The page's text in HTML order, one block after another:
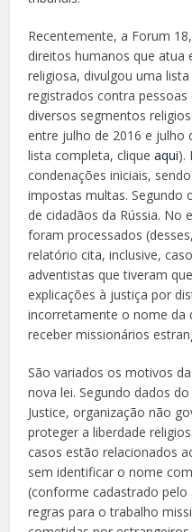
Recentemente, a Forum
direitos humanos que atua
religiosa, divulgou uma
registrados contra pessoas
diversos segmentos
entre julho de 2016 e julho
lista completa, cliqueaqui).
condenações iniciais,
impostas multas. Segundo
de cidadãos da Rússia.
foram processados
relatório cita, inclusive,
adventistas que tiveram
explicações à justiça por
incorretamente o nome da
receber missionários
São variados os motivos
nova lei. Segundo dados
Justice, organização não
proteger a liberdade
casos estão relacionados
sem identificar o nome
(conforme cadastrado pelo
regras para o trabalho